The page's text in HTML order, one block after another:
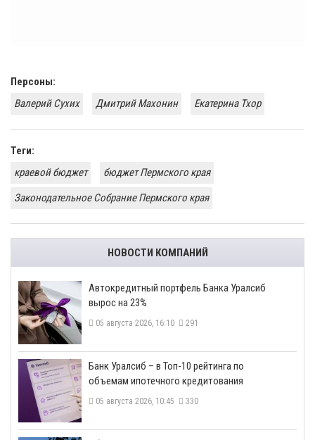
Персоны:
Валерий Сухих
Дмитрий Махонин Екатерина Тхор
Теги:
краевой бюджет
бюджет Пермского края
Законодательное Собрание Пермского края
НОВОСТИ КОМПАНИЙ
​Автокредитный портфель Банка Уралсиб
вырос на 23%
05 августа 2026, 16:10 291
​Банк Уралсиб – в Топ-10 рейтинга по
объемам ипотечного кредитования
05 августа 2026, 10:45 330